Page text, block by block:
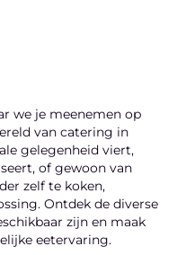
we je meenemen op
van catering in
gelegenheid viert,
of gewoon van
zelf te koken,
Ontdek de diverse
zijn en maak
eetervaring.